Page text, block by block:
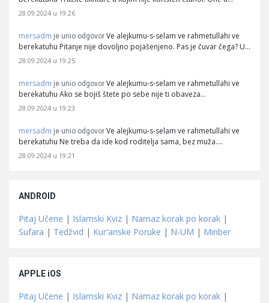
28.09.2024 u 19:26
mersadm je unio odgovor Ve alejkumu-s-selam ve rahmetullahi ve
berekatuhu Pitanje nije dovoljno pojašenjeno. Pas je čuvar čega? U…
28.09.2024 u 19:25
mersadm je unio odgovor Ve alejkumu-s-selam ve rahmetullahi ve
berekatuhu Ako se bojiš štete po sebe nije ti obaveza…
28.09.2024 u 19:23
mersadm je unio odgovor Ve alejkumu-s-selam ve rahmetullahi ve
berekatuhu Ne treba da ide kod roditelja sama, bez muža.…
28.09.2024 u 19:21
ANDROID
Pitaj Učene | Islamski Kviz | Namaz korak po korak |
Sufara | Tedžvid | Kur'anske Poruke | N-UM | Minber
APPLE iOS
Pitaj Učene | Islamski Kviz | Namaz korak po korak |